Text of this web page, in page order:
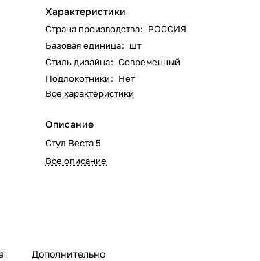
Характеристики
Страна производства: РОССИЯ
Базовая единица: шт
Стиль дизайна: Современный
Подлокотники: Нет
Все характеристики
Описание
Стул Веста 5
Все описание
Дополнительно